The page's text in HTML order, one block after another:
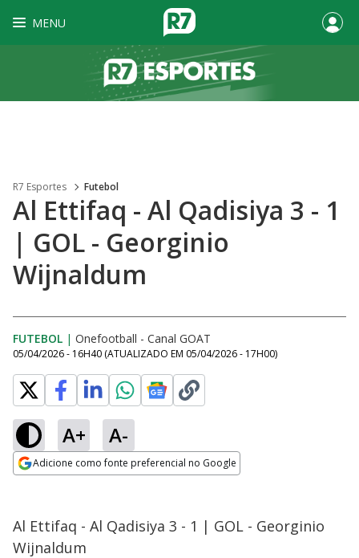
MENU
R7 Esportes Futebol
Al Ettifaq - Al Qadisiya 3 - 1
| GOL - Georginio
Wijnaldum
FUTEBOL | Onefootball - Canal GOAT
05/04/2026 - 16H40 (ATUALIZADO EM 05/04/2026 - 17H00)
A+ A-
Adicione como fonte preferencial no Google
Al Ettifaq - Al Qadisiya 3 - 1 | GOL - Georginio
Wijnaldum